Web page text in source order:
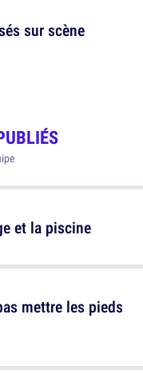
sur scène
et la piscine
mettre les pieds